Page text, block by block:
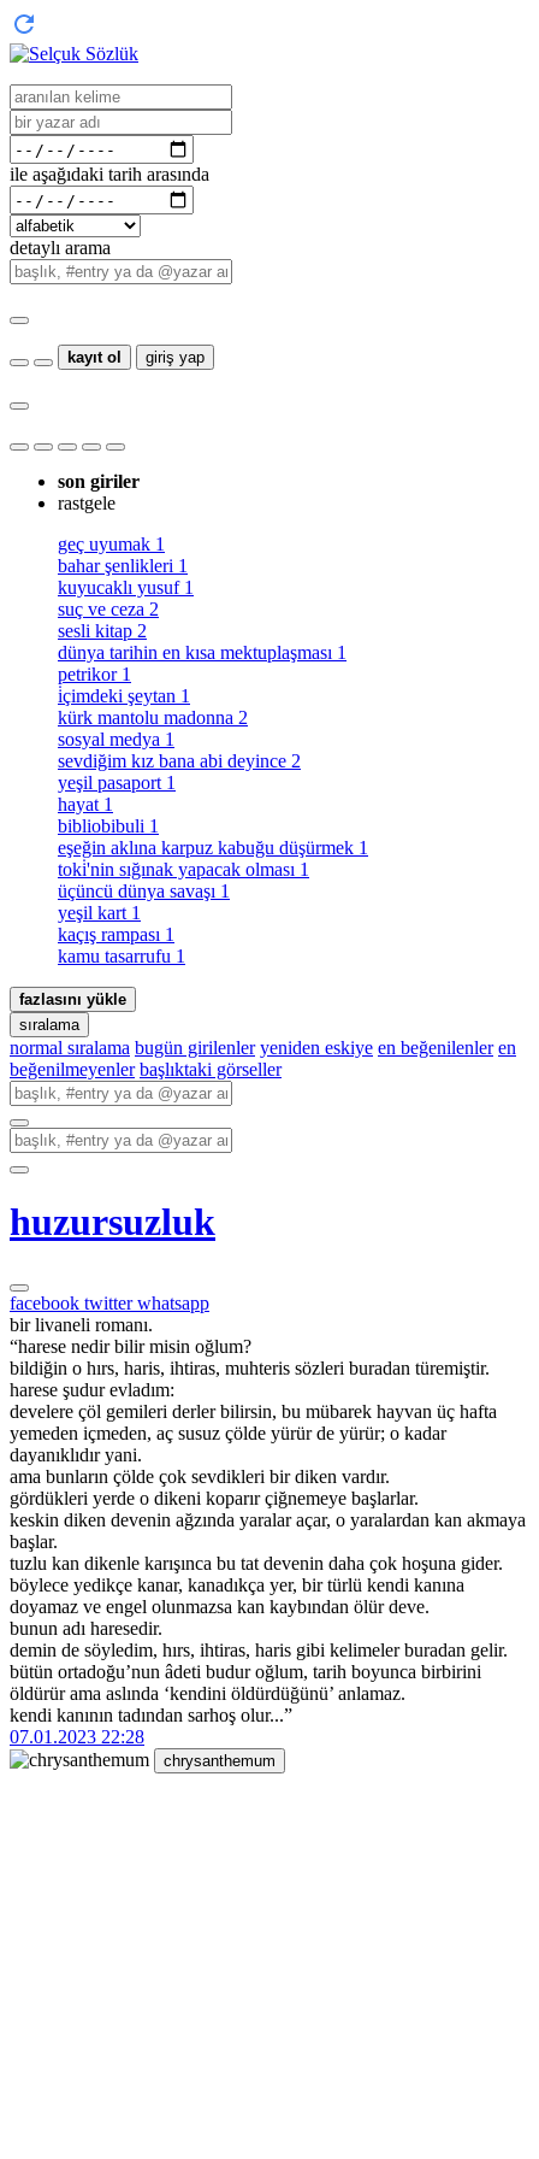
ile aşağıdaki tarih arasında
detaylı arama
kayıt ol giriş yap
son giriler
rastgele
geç uyumak 1
bahar şenlikleri 1
kuyucaklı yusuf 1
suç ve ceza 2
sesli kitap 2
dünya tarihin en kısa mektuplaşması 1
petrikor 1
i̇çimdeki şeytan 1
kürk mantolu madonna 2
sosyal medya 1
sevdiğim kız bana abi deyince 2
yeşil pasaport 1
hayat 1
bibliobibuli 1
eşeğin aklına karpuz kabuğu düşürmek 1
toki̇'nin sığınak yapacak olması 1
üçüncü dünya savaşı 1
yeşil kart 1
kaçış rampası 1
kamu tasarrufu 1
fazlasını yükle
sıralama
normal sıralama bugün girilenler yeniden eskiye en beğenilenler en
beğenilmeyenler başlıktaki görseller
huzursuzluk
facebook twitterwhatsapp
bir livaneli romanı.
“harese nedir bilir misin oğlum?
bildiğin o hırs, haris, ihtiras, muhteris sözleri buradan türemiştir.
harese şudur evladım:
develere çöl gemileri derler bilirsin, bu mübarek hayvan üç hafta
yemeden içmeden, aç susuz çölde yürür de yürür; o kadar
dayanıklıdır yani.
ama bunların çölde çok sevdikleri bir diken vardır.
gördükleri yerde o dikeni koparır çiğnemeye başlarlar.
keskin diken devenin ağzında yaralar açar, o yaralardan kan akmaya
başlar.
tuzlu kan dikenle karışınca bu tat devenin daha çok hoşuna gider.
böylece yedikçe kanar, kanadıkça yer, bir türlü kendi kanına
doyamaz ve engel olunmazsa kan kaybından ölür deve.
bunun adı haresedir.
demin de söyledim, hırs, ihtiras, haris gibi kelimeler buradan gelir.
bütün ortadoğu’nun âdeti budur oğlum, tarih boyunca birbirini
öldürür ama aslında ‘kendini öldürdüğünü’ anlamaz.
kendi kanının tadından sarhoş olur...”
07.01.2023 22:28
chrysanthemum